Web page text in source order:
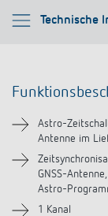
Technische
Bitte
Technische
Downloads
Videos
Astro-
Antenne im
GNSS-
Astro-
1 Kanal